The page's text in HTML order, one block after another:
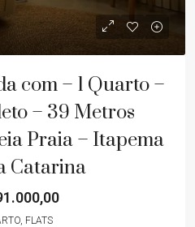
com – 1 Quarto –
– 39 Metros
Praia – Itapema
Catarina
FLATS